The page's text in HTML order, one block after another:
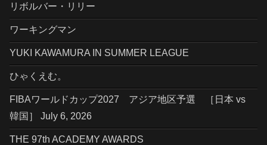
リボルバー・リリー
ワーキングマン
YUKI KAWAMURA IN SUMMER LEAGUE
ひゃくえむ。
FIBAワールドカップ2027 アジア地区予選 ［日本 vs
韓国］ July 6, 2026
THE 97th ACADEMY AWARDS